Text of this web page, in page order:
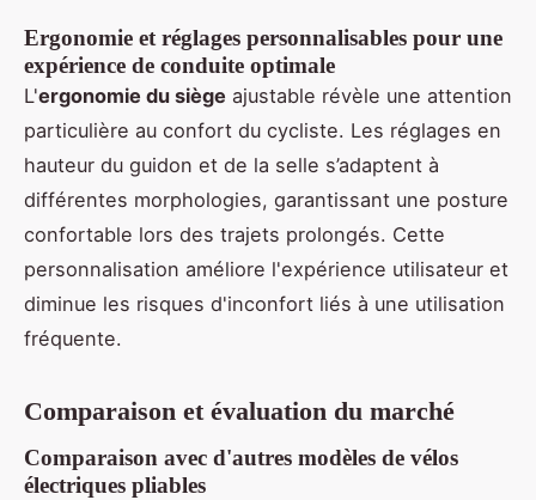
Ergonomie et réglages personnalisables pour une
expérience de conduite optimale
L'ergonomie du siège ajustable révèle une attention
particulière au confort du cycliste. Les réglages en
hauteur du guidon et de la selle s’adaptent à
différentes morphologies, garantissant une posture
confortable lors des trajets prolongés. Cette
personnalisation améliore l'expérience utilisateur et
diminue les risques d'inconfort liés à une utilisation
fréquente.
Comparaison et évaluation du marché
Comparaison avec d'autres modèles de vélos
électriques pliables